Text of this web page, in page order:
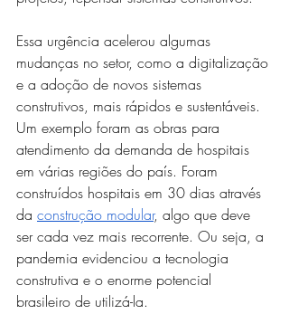
Essa urgência acelerou algumas
mudanças no setor, como a digitalização
e a adoção de novos sistemas
construtivos, mais rápidos e sustentáveis.
Um exemplo foram as obras para
atendimento da demanda de hospitais
em várias regiões do país. Foram
construídos hospitais em 30 dias através
da construção modular, algo que deve
ser cada vez mais recorrente. Ou seja, a
pandemia evidenciou a tecnologia
construtiva e o enorme potencial
brasileiro de utilizá-la.